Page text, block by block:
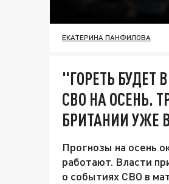
ЕКАТЕРИНА ПАНФИЛОВА
"ГОРЕТЬ БУДЕТ
СВО НА ОСЕНЬ.
БРИТАНИИ УЖЕ
Прогнозы на осень
работают. Власти
о событиях СВО в